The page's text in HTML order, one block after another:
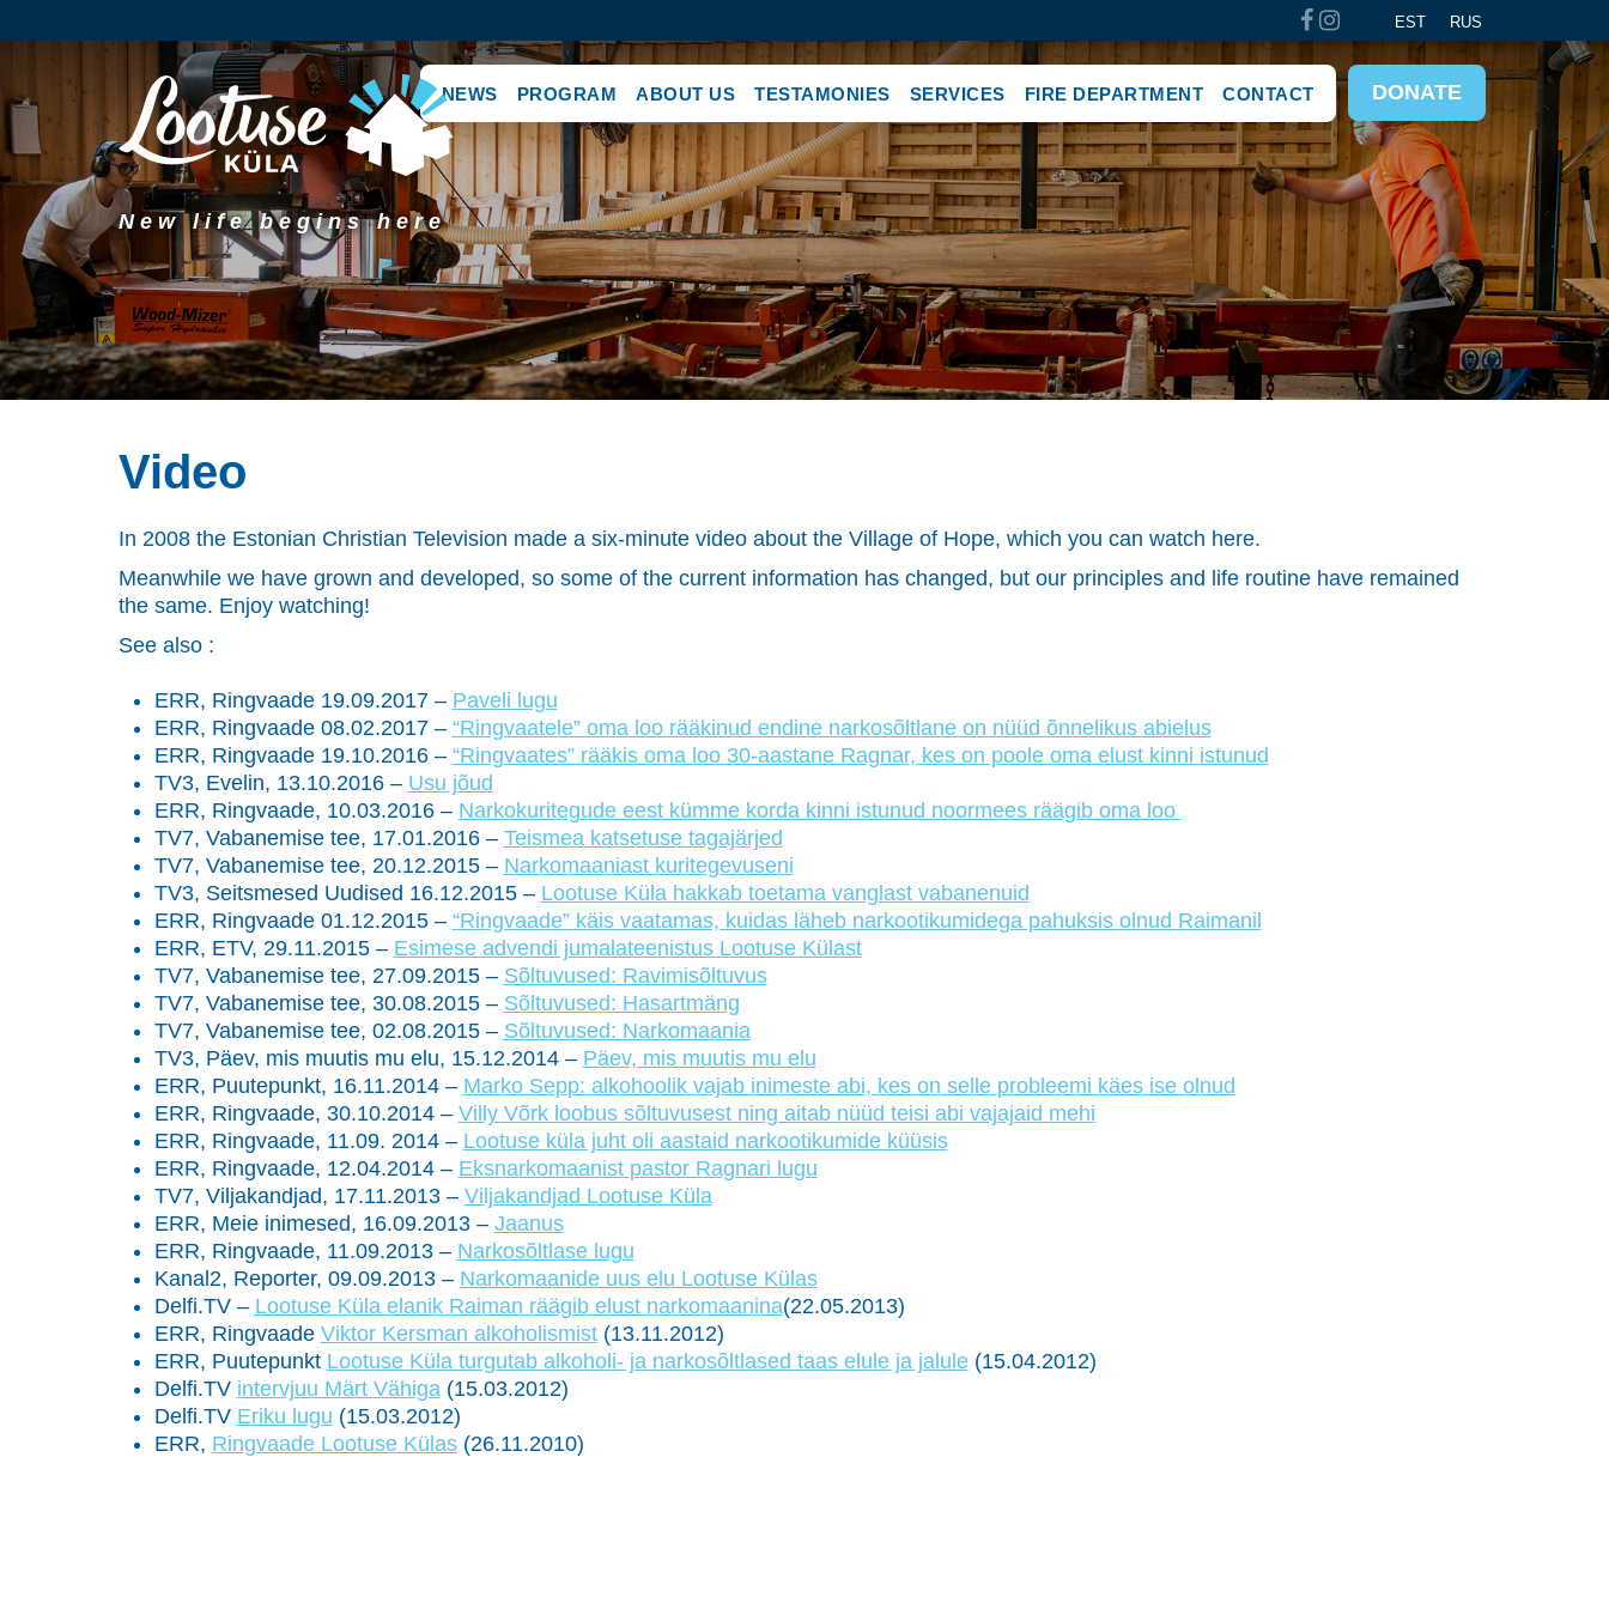
EST RUS
NEWS PROGRAM ABOUT US TESTAMONIES SERVICES FIRE DEPARTMENT CONTACT DONATE
New life begins here
Video
In 2008 the Estonian Christian Television made a six-minute video about the Village of Hope, which you can watch here.
Meanwhile we have grown and developed, so some of the current information has changed, but our principles and life routine have remained
the same. Enjoy watching!
See also :
ERR, Ringvaade 19.09.2017 – Paveli lugu
ERR, Ringvaade 08.02.2017 – “Ringvaatele” oma loo rääkinud endine narkosõltlane on nüüd õnnelikus abielus
ERR, Ringvaade 19.10.2016 – “Ringvaates” rääkis oma loo 30-aastane Ragnar, kes on poole oma elust kinni istunud
TV3, Evelin, 13.10.2016 – Usu jõud
ERR, Ringvaade, 10.03.2016 – Narkokuritegude eest kümme korda kinni istunud noormees räägib oma loo
TV7, Vabanemise tee, 17.01.2016 – Teismea katsetuse tagajärjed
TV7, Vabanemise tee, 20.12.2015 – Narkomaaniast kuritegevuseni
TV3, Seitsmesed Uudised 16.12.2015 – Lootuse Küla hakkab toetama vanglast vabanenuid
ERR, Ringvaade 01.12.2015 – “Ringvaade” käis vaatamas, kuidas läheb narkootikumidega pahuksis olnud Raimanil
ERR, ETV, 29.11.2015 – Esimese advendi jumalateenistus Lootuse Külast
TV7, Vabanemise tee, 27.09.2015 – Sõltuvused: Ravimisõltuvus
TV7, Vabanemise tee, 30.08.2015 – Sõltuvused: Hasartmäng
TV7, Vabanemise tee, 02.08.2015 – Sõltuvused: Narkomaania
TV3, Päev, mis muutis mu elu, 15.12.2014 – Päev, mis muutis mu elu
ERR, Puutepunkt, 16.11.2014 – Marko Sepp: alkohoolik vajab inimeste abi, kes on selle probleemi käes ise olnud
ERR, Ringvaade, 30.10.2014 – Villy Võrk loobus sõltuvusest ning aitab nüüd teisi abi vajajaid mehi
ERR, Ringvaade, 11.09. 2014 – Lootuse küla juht oli aastaid narkootikumide küüsis
ERR, Ringvaade, 12.04.2014 – Eksnarkomaanist pastor Ragnari lugu
TV7, Viljakandjad, 17.11.2013 – Viljakandjad Lootuse Küla
ERR, Meie inimesed, 16.09.2013 – Jaanus
ERR, Ringvaade, 11.09.2013 – Narkosõltlase lugu
Kanal2, Reporter, 09.09.2013 – Narkomaanide uus elu Lootuse Külas
Delfi.TV – Lootuse Küla elanik Raiman räägib elust narkomaanina(22.05.2013)
ERR, Ringvaade Viktor Kersman alkoholismist(13.11.2012)
ERR, Puutepunkt Lootuse Küla turgutab alkoholi- ja narkosõltlased taas elule ja jalule(15.04.2012)
Delfi.TV intervjuu Märt Vähiga(15.03.2012)
Delfi.TV Eriku lugu (15.03.2012)
ERR, Ringvaade Lootuse Külas(26.11.2010)